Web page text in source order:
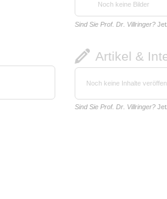
Noch keine Bilder
Sind Sie Prof. Dr. Villringer?
Artikel &
Noch keine Inhalte
Sind Sie Prof. Dr. Villringer?